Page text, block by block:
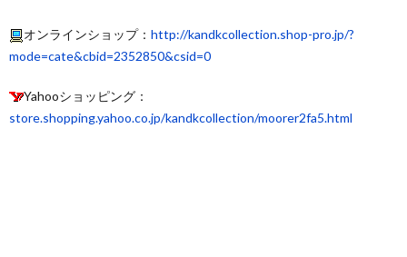
オンラインショップ： http://kandkcollection.shop-pro.jp/?
mode=cate&cbid=2352850&csid=0
Yahooショッピング：
store.shopping.yahoo.co.jp/kandkcollection/moorer2fa5.html